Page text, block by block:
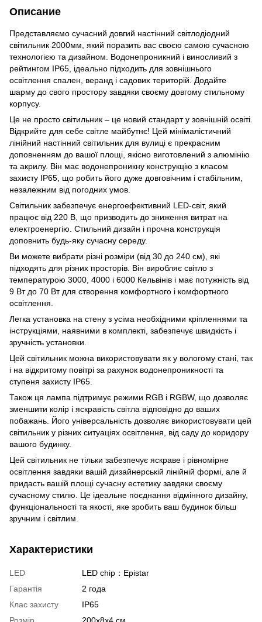
Описание
Представляємо сучасний довгий настінний світлодіодний
світильник 2000мм, який поразить вас своєю самою сучасною
технологією та дизайном. Водонепроникний і виносливий з
рейтингом IP65, ідеально підходить для зовнішнього
освітлення спален, веранд і садових територій. Додайте
шарму до свого простору завдяки своєму довгому стильному
корпусу.
Це не просто світильник – це новий стандарт у зовнішній освіті.
Відкрийте для себе світле майбутнє! Цей мінімалістичний
лінійний настінний світильник для вулиці є прекрасним
доповненням до вашої площі, якісно виготовлений з алюмінію
та акрилу. Він має водонепроникну конструкцію з класом
захисту IP65, що робить його дуже довговічним і стабільним,
незалежним від погодних умов.
Світильник забезпечує енергоефективний LED-світ, який
працює від 220 В, що призводить до зниження витрат на
електроенергію. Стильний дизайн і прочна конструкція
доповнить будь-яку сучасну середу.
Ви можете вибрати різні розміри (від 30 до 240 см), які
підходять для різних просторів. Він виробляє світло з
температурою 3000, 4000 і 6000 Кельвінів і має потужність від
9 Вт до 70 Вт для створення комфортного і комфортного
освітлення.
Легка установка на стену з усіма необхідними кріпленнями та
інструкціями, наявними в комплекті, забезпечує швидкість і
зручність установки.
Цей світильник можна використовувати як у вологому стані, так
і на відкритому повітрі за рахунок водонепроникності та
ступеня захисту IP65.
Також ця лампа підтримує режими RGB і RGBW, що дозволяє
зменшити колір і яскравість світла відповідно до ваших
побажань. Його універсальність дозволяє використовувати цей
світильник у різних ситуаціях освітлення, від саду до коридору
вашого будинку.
Цей світильник не тільки забезпечує яскраве і рівномірне
освітлення завдяки вашій дизайнерській лінійній формі, але й
придасть вашій площі сучасну естетику завдяки своєму
сучасному стилю. Це ідеальне поєднання відмінного дизайну,
функціональності та якості, яке зробить ваш будинок більш
зручним і світлим.
Характеристики
LED
LED chip：Epistar
Гарантія
2 года
Клас захисту
ІР65
Розмір
200х8х4 см